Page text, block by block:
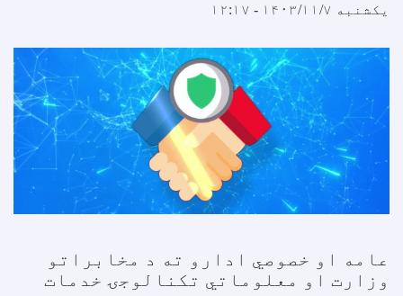
یکشنبه ۱۴۰۳/۱۱/۷ - ۱۲:۱۷
عامه او خصوصي ادارو ته د مخابراتو
وزارت او معلوماتي تکنالوجۍ خدمات